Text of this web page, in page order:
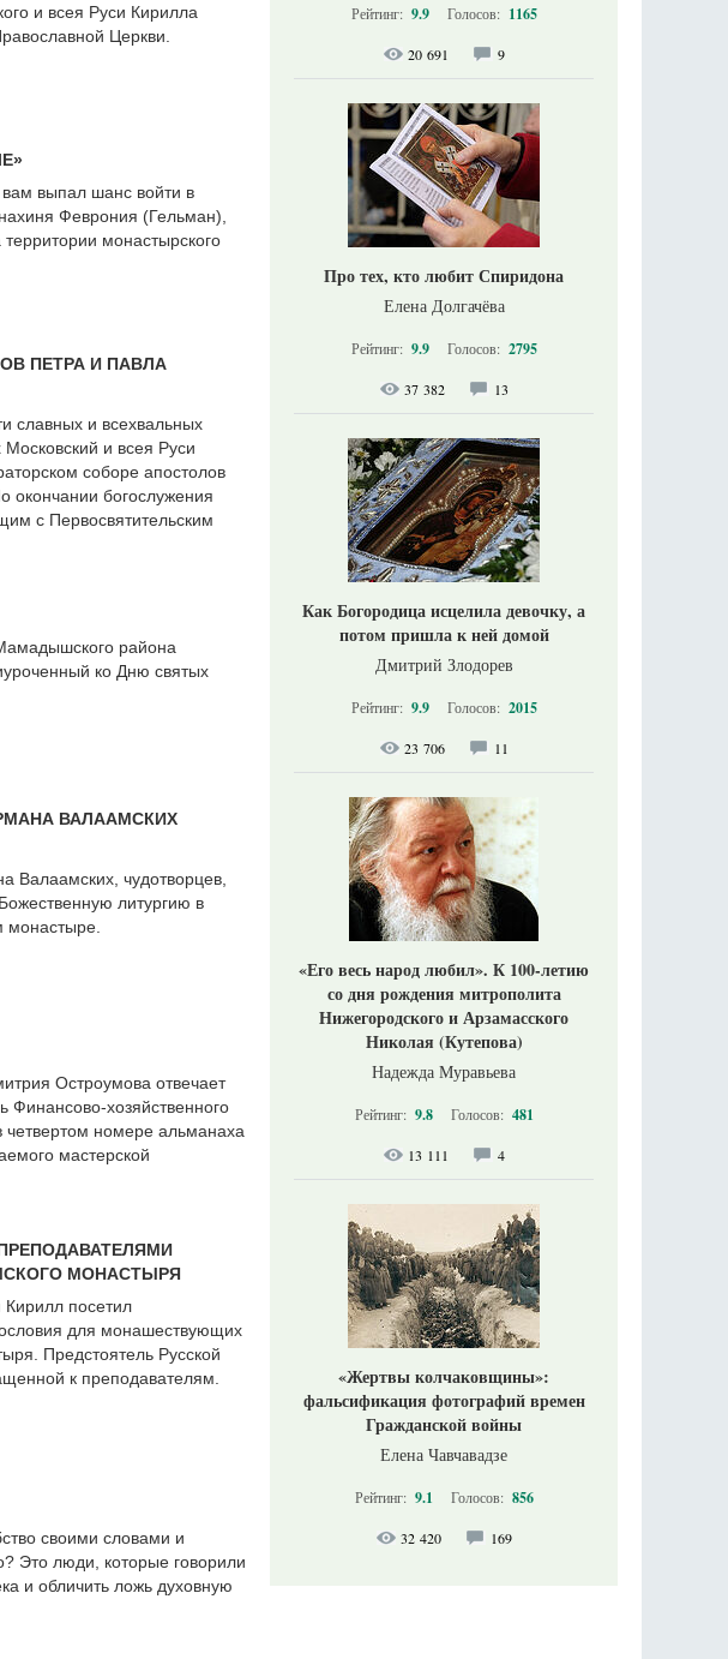
и всея Руси Кирилла
Церкви.
выпал шанс войти в
Феврония (Гельман),
монастырского
ПЕТРА И ПАВЛА
славных и всехвальных
и всея Руси
соборе апостолов
окончании богослужения
с Первосвятительским
района
ко Дню святых
ВАЛААМСКИХ
Валаамских, чудотворцев,
литургию в
монастыре.
Остроумова отвечает
Финансово-хозяйственного
четвертом номере альманаха
мастерской
МОНАСТЫРЯ
посетил
для монашествующих
Предстоятель Русской
к преподавателям.
своими словами и
Это люди, которые говорили
и обличить ложь духовную
Рейтинг: 9.9 Голосов: 1165
20 691 9
Про тех, кто любит Спиридона
Елена Долгачёва
Рейтинг: 9.9 Голосов: 2795
37 382 13
Как Богородица исцелила девочку, а
потом пришла к ней домой
Дмитрий Злодорев
Рейтинг: 9.9 Голосов: 2015
23 706 11
«Его весь народ любил». К 100-летию
со дня рождения митрополита
Нижегородского и Арзамасского
Николая (Кутепова)
Надежда Муравьева
Рейтинг: 9.8 Голосов: 481
13 111 4
«Жертвы колчаковщины»:
фальсификация фотографий времен
Гражданской войны
Елена Чавчавадзе
Рейтинг: 9.1 Голосов: 856
32 420 169